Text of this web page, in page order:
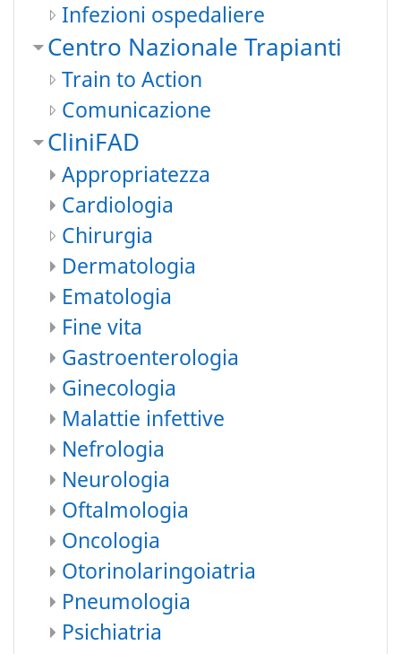
Infezioni ospedaliere
Centro Nazionale Trapianti
Train to Action
Comunicazione
CliniFAD
Appropriatezza
Cardiologia
Chirurgia
Dermatologia
Ematologia
Fine vita
Gastroenterologia
Ginecologia
Malattie infettive
Nefrologia
Neurologia
Oftalmologia
Oncologia
Otorinolaringoiatria
Pneumologia
Psichiatria